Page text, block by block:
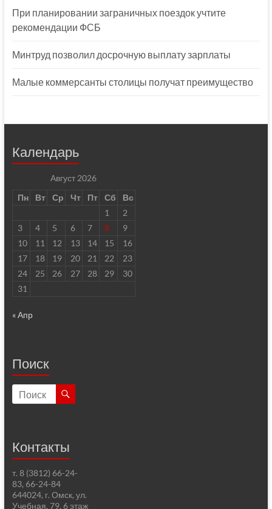
При планировании заграничных поездок учтите
рекомендации ФСБ
Минтруд позволил досрочную выплату зарплаты
Малые коммерсанты столицы получат преимущество
Календарь
Август 2026
Пн
Вт Ср Чт Пт Сб
Вс
1
2
3
4 5 6 7 8
9
10
11 12 13 14 15
16
17
18 19 20 21 22
23
24
25 26 27 28 29
30
31
« Апр
Поиск
Контакты
т. 8 (3812) 66-24-
83, 66-24-84
644024, г. Омск, ул.
Учебная, 79, 6 этаж